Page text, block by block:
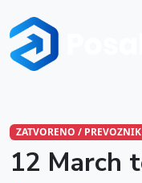
ZATVORENO /
12 March